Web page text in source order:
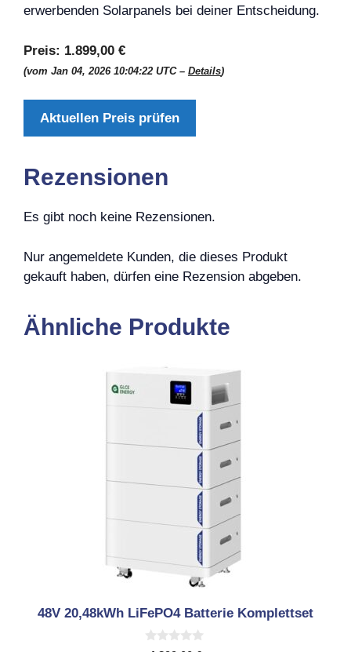
erwerbenden Solarpanels bei deiner Entscheidung.
Preis: 1.899,00 €
(vom Jan 04, 2026 10:04:22 UTC – Details)
Aktuellen Preis prüfen
Rezensionen
Es gibt noch keine Rezensionen.
Nur angemeldete Kunden, die dieses Produkt
gekauft haben, dürfen eine Rezension abgeben.
Ähnliche Produkte
48V 20,48kWh LiFePO4 Batterie Komplettset